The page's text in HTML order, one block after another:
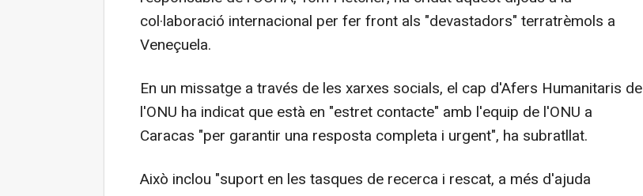
col·laboració internacional per fer front als "devastadors" terratrèmols a
Veneçuela.
En un missatge a través de les xarxes socials, el cap d'Afers Humanitaris de
l'ONU ha indicat que està en "estret contacte" amb l'equip de l'ONU a
Caracas "per garantir una resposta completa i urgent", ha subratllat.
Això inclou "suport en les tasques de recerca i rescat, a més d'ajuda